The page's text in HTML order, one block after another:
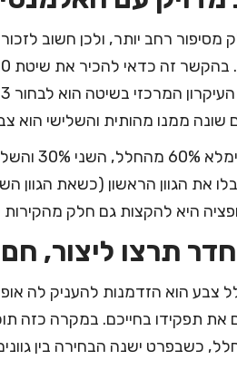
מסיפור רחב יותר, ולכן חשוב
שונה ממנו מהותית והשלישי הוא
את הגוון הראשון (כשאת הגוון
היא להקצות גם חלק מהקירות
צבעהוא הזדמנות להעניק לה
את תפקידו בחייכם. במקרה כזה
כשבפרט ישנה הבחירה בין